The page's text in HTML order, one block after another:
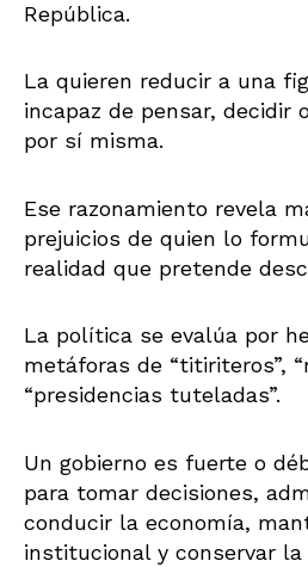
La quieren reducir a una
incapaz de pensar, decidir
por sí misma.
Ese razonamiento revela
prejuicios de quien lo
realidad que pretende
La política se evalúa por
metáforas de “titiriteros”,
“presidencias tuteladas”.
Un gobierno es fuerte o
para tomar decisiones,
conducir la economía,
institucional y conservar la